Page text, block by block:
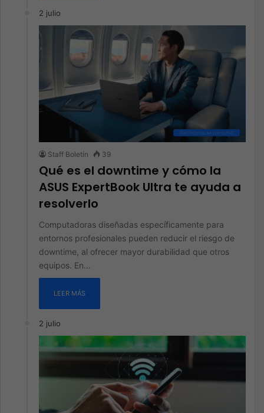
2 julio
Electrónica de consumo
Staff Boletín 39
Qué es el downtime y cómo la
ASUS ExpertBook Ultra te ayuda a
resolverlo
Computadoras diseñadas específicamente para
entornos profesionales pueden reducir el riesgo de
downtime, al ofrecer mayor durabilidad que otros
equipos. En…
LEER MÁS
2 julio